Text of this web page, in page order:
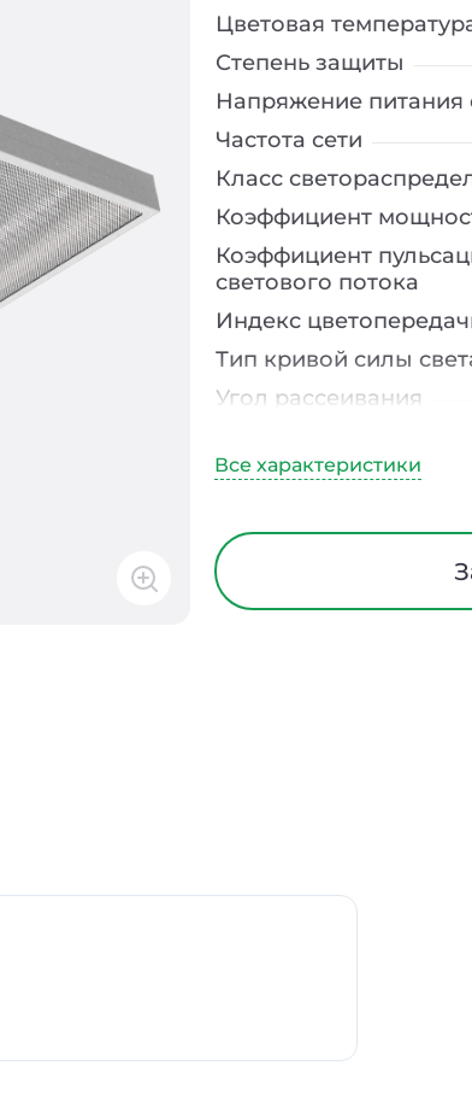
Цветовая
Степень защиты
Напряжение питания
Частота сети
Класс
Коэффициент
Коэффициент
светового потока
Индекс
Тип кривой силы
Угол рассеивания
Тип рассеивателя
Блок аварийного
Время работы в
режиме